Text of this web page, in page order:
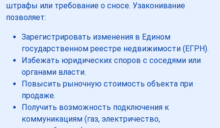
штрафы или требование о сносе. Узаконивание
позволяет:
Зарегистрировать изменения в Едином
государственном реестре недвижимости (ЕГРН).
Избежать юридических споров с соседями или
органами власти.
Повысить рыночную стоимость объекта при
продаже.
Получить возможность подключения к
коммуникациям (газ, электричество,